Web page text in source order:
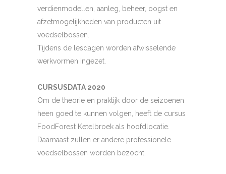
verdienmodellen, aanleg, beheer, oogst en
afzetmogelijkheden van producten uit
voedselbossen.
Tijdens de lesdagen worden afwisselende
werkvormen ingezet.
CURSUSDATA 2020
Om de theorie en praktijk door de seizoenen
heen goed te kunnen volgen, heeft de cursus
FoodForest Ketelbroek als hoofdlocatie.
Daarnaast zullen er andere professionele
voedselbossen worden bezocht.